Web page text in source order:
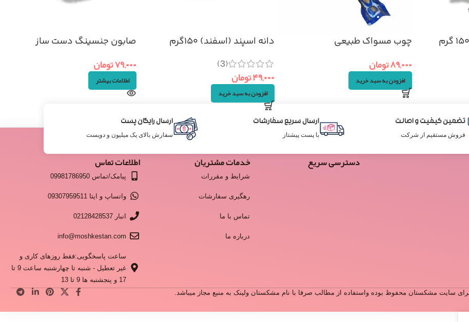
چوب مسواک طبیعی
۸۹,۰۰۰تومان
افزودن به سبد خرید
دانه اسپند (اسفند) ۱۵۰گرم
(3)
۴۹,۰۰۰تومان
افزودن به سبد خرید
صابون جنسینگ دست ساز
۷۹,۰۰۰تومان
اطلاعات بیشتر
تضمین کیفیت و اصالت
فروش مستقیم از شرکت
ارسال سریع سفارشات
با پست پیشتاز
ارسال رایگان پست
سفارش بالای یک میلیون و دویست
دسترسی سریع خدمات مشتریان
شرایط و مقررات
رهگیری سفارشات
تماس با ما
درباره ما
اطلاعات تماس
پیامک/تماس 09981786950
واتساپ و ایتا 09307959511
انبار 02128428537
info@moshkestan.com
ساعت پاسخگویی:فقط روزهای کاری و
غیر تعطیل - شنبه تا چهارشنبه ساعت 9 تا
17 و پنجشنبه ها 9 تا 13
سایت مشکستان محفوظ بوده واستفاده از مطالب صرفا با نام مشکستان ولینک به منبع مجاز میباشد.